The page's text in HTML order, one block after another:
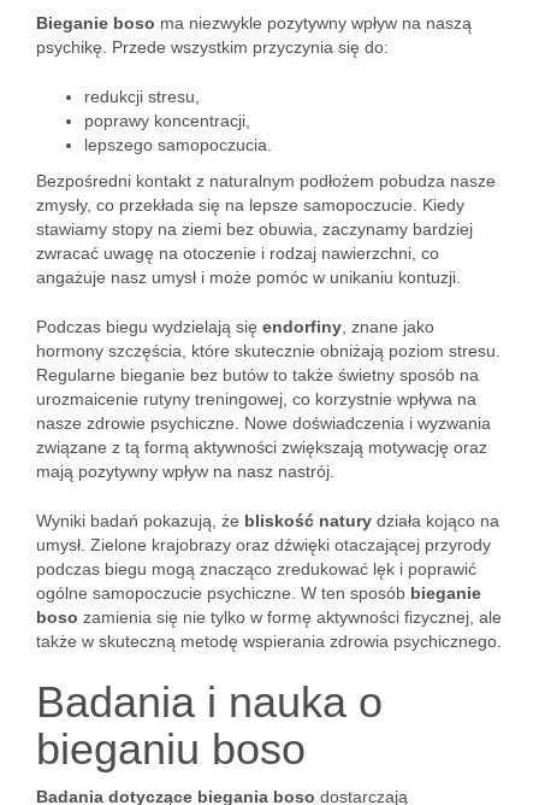
Bieganie boso ma niezwykle pozytywny wpływ na naszą
psychikę. Przede wszystkim przyczynia się do:
redukcji stresu,
poprawy koncentracji,
lepszego samopoczucia.
Bezpośredni kontakt z naturalnym podłożem pobudza nasze
zmysły, co przekłada się na lepsze samopoczucie. Kiedy
stawiamy stopy na ziemi bez obuwia, zaczynamy bardziej
zwracać uwagę na otoczenie i rodzaj nawierzchni, co
angażuje nasz umysł i może pomóc w unikaniu kontuzji.
Podczas biegu wydzielają się endorfiny , znane jako
hormony szczęścia, które skutecznie obniżają poziom stresu.
Regularne bieganie bez butów to także świetny sposób na
urozmaicenie rutyny treningowej, co korzystnie wpływa na
nasze zdrowie psychiczne. Nowe doświadczenia i wyzwania
związane z tą formą aktywności zwiększają motywację oraz
mają pozytywny wpływ na nasz nastrój.
Wyniki badań pokazują, że bliskość natury działa kojąco na
umysł. Zielone krajobrazy oraz dźwięki otaczającej przyrody
podczas biegu mogą znacząco zredukować lęk i poprawić
ogólne samopoczucie psychiczne. W ten sposób bieganie
boso zamienia się nie tylko w formę aktywności fizycznej, ale
także w skuteczną metodę wspierania zdrowia psychicznego.
Badania i nauka o
bieganiu boso
Badania dotyczące biegania boso dostarczają